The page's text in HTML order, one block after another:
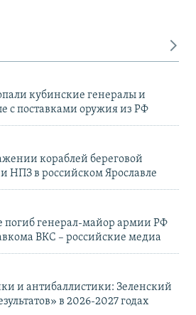
кубинские генералы и
с поставками оружия из РФ
кораблей береговой
НПЗ в российском Ярославле
погиб генерал-майор армии РФ
ВКС – российские медиа
и антибаллистики: Зеленский
в 2026-2027 годах